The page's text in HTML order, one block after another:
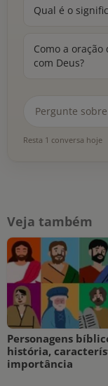
Qual é o
Como a
com Deus?
Resta 1 conversa hoje
Veja também
Personagens
história,
importância